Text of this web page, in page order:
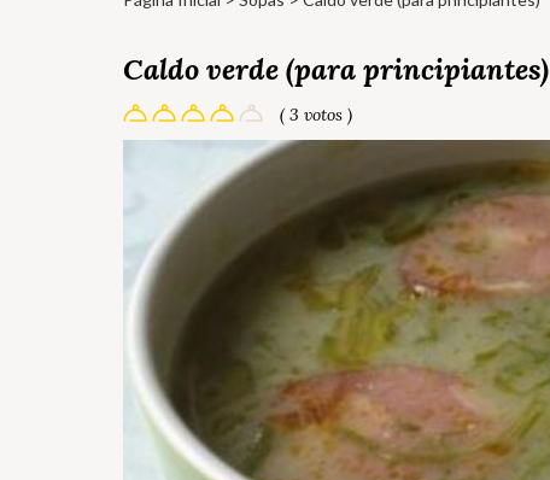
Caldo verde (para principiantes)
( 3 votos )